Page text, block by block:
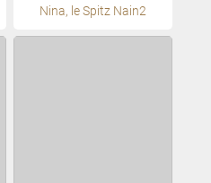
Nina, le Spitz Nain2